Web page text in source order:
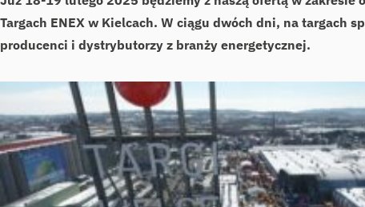
Targach ENEX w Kielcach. W ciągu dwóch dni, na targach
producenci i dystrybutorzy z branży energetycznej.